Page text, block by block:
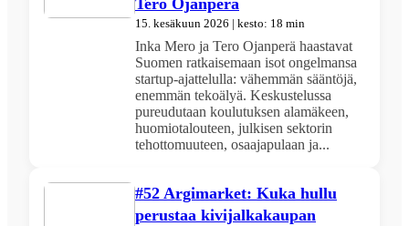
15. kesäkuun 2026 | kesto: 18 min
Inka Mero ja Tero Ojanperä haastavat
Suomen ratkaisemaan isot ongelmansa
startup-ajattelulla: vähemmän sääntöjä,
enemmän tekoälyä. Keskustelussa
pureudutaan koulutuksen alamäkeen,
huomiotalouteen, julkisen sektorin
tehottomuuteen, osaajapulaan ja...
#52 Argimarket: Kuka hullu
perustaa kivijalkakaupan